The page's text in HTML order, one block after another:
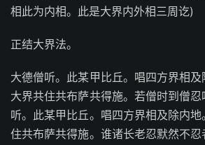
相此为内相。此是大界内外相三周讫)
正结大界法。
大德僧听。此某甲比丘。唱四方界相
大界共住共布萨共得施。若僧时到僧
听。此某甲比丘。唱四方界相及除内
住共布萨共得施。谁诸长老忍默然不